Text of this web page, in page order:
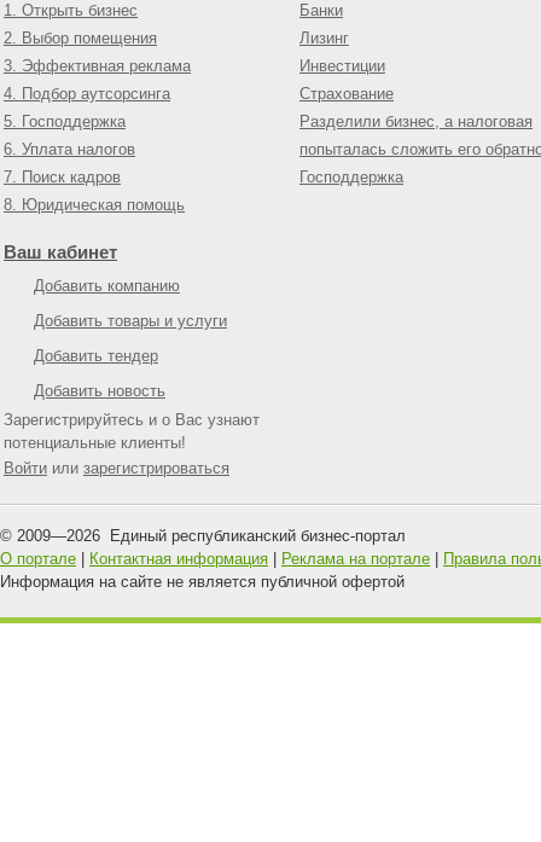
1. Открыть бизнес
2. Выбор помещения
3. Эффективная реклама
4. Подбор аутсорсинга
5. Господдержка
6. Уплата налогов
7. Поиск кадров
8. Юридическая помощь
Банки
Лизинг
Инвестиции
Страхование
Разделили бизнес, а налоговая
попыталась сложить его
Господдержка
Ваш кабинет
Добавить компанию
Добавить товары и услуги
Добавить тендер
Добавить новость
Зарегистрируйтесь и о Вас узнают
потенциальные клиенты!
Войти или зарегистрироваться
© 2009—2026 Единый республиканский бизнес-портал
О портале
Контактная информация Реклама на портале
Правила
Информация на сайте не является публичной офертой